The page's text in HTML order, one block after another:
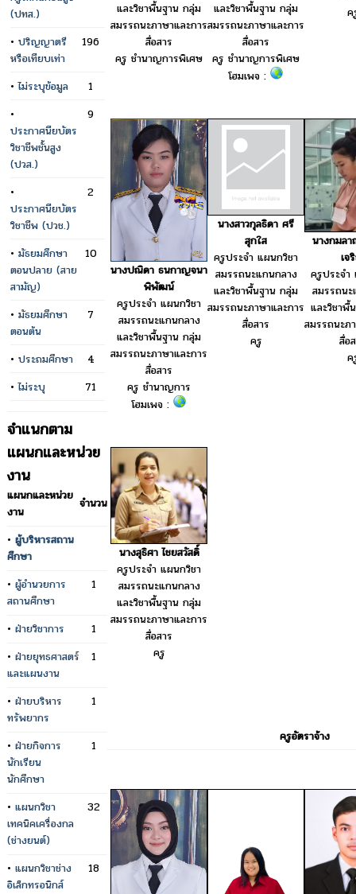
(ปทส.)
• ปริญญาตรี
หรือเทียบเท่า
196
•ไม่ระบุข้อมูล
1
•
ประกาศนียบัตร
วิชาชีพชั้นสูง
(ปวส.)
9
•
ประกาศนียบัตร
วิชาชีพ (ปวช.)
2
• มัธยมศึกษา
ตอนปลาย (สาย
สามัญ)
10
• มัธยมศึกษา
ตอนต้น
7
• ประถมศึกษา
4
•ไม่ระบุ 71
จำแนกตาม
แผนกและหน่วย
งาน
แผนกและหน่วย
งาน
จำนวน
• ผู้บริหารสถาน
ศึกษา
• ผู้อำนวยการ
สถานศึกษา
1
• ฝ่ายวิชาการ
1
• ฝ่ายยุทธศาสตร์
และแผนงาน
1
• ฝ่ายบริหาร
ทรัพยากร
1
• ฝ่ายกิจการ
นักเรียน
นักศึกษา
1
• แผนกวิชา
เทคนิคเครื่องกล
(ช่างยนต์)
32
• แผนกวิชาช่าง
อิเล็กทรอนิกส์
18
และวิชาพื้นฐาน กลุ่ม
สมรรถนะภาษาและการ
สื่อสาร
ครู ชำนาญการพิเศษ
และวิชาพื้นฐาน กลุ่ม
สมรรถนะภาษาและการ
สื่อสาร
ครู ชำนาญการพิเศษ
โฮมเพจ :
ค
นางปณิดา ธนกาญจนา
พิพัฒน์
ครูประจำ แผนกวิชา
สมรรถนะแกนกลาง
และวิชาพื้นฐาน กลุ่ม
สมรรถนะภาษาและการ
สื่อสาร
ครู ชำนาญการ
โฮมเพจ :
นางสาวกุลธิดา ศรี
สุกใส
ครูประจำ แผนกวิชา
สมรรถนะแกนกลาง
และวิชาพื้นฐาน กลุ่ม
สมรรถนะภาษาและการ
สื่อสาร
ครู
นางกมล
เจ
ครูประจำ
สมรรถน
และวิชาพื้
สมรรถนะภ
สื่อ
ค
นางสุธิศา ไชยสวัสดิ์
ครูประจำ แผนกวิชา
สมรรถนะแกนกลาง
และวิชาพื้นฐาน กลุ่ม
สมรรถนะภาษาและการ
สื่อสาร
ครู
ครูอัตราจ้าง